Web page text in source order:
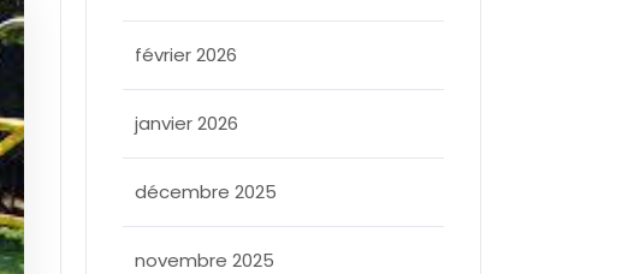
février 2026
janvier 2026
décembre 2025
novembre 2025